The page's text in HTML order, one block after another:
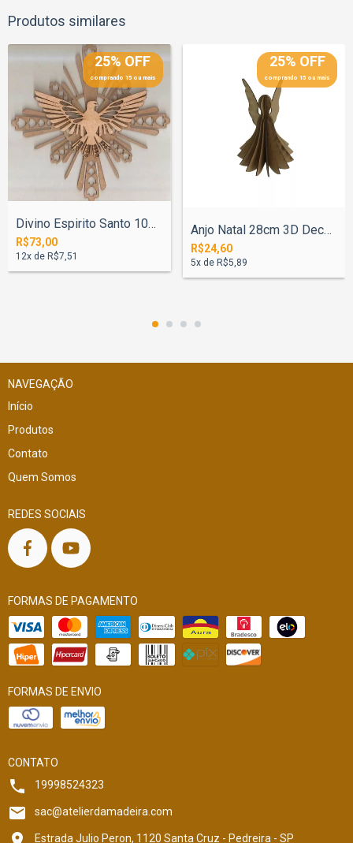
Produtos similares
25% OFF
comprando 15 ou mais
Divino Espirito Santo 100cm N°3
R$73,00
12x de R$7,51
25% OFF
comprando 15 ou mais
Anjo Natal 28cm 3D Decoração Mesa
R$24,60
5x de R$5,89
NAVEGAÇÃO
Início
Produtos
Contato
Quem Somos
REDES SOCIAIS
FORMAS DE PAGAMENTO
FORMAS DE ENVIO
CONTATO
19998524323
sac@atelierdamadeira.com
Estrada Julio Peron, 1120 Santa Cruz - Pedreira - SP